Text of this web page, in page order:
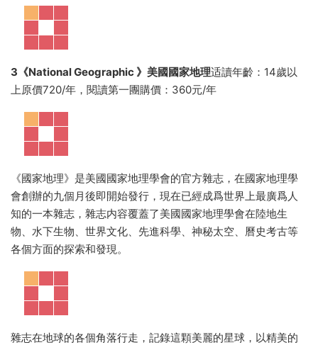
3 《National Geographic 》 美國國家地理适讀年齡：14歲以
上原價720/年，閱讀第一團購價：360元/年
《國家地理》是美國國家地理學會的官方雜志，在國家地理學
會創辦的九個月後即開始發行，現在已經成爲世界上最廣爲人
知的一本雜志，雜志内容覆蓋了美國國家地理學會在陸地生
物、水下生物、世界文化、先進科學、神秘太空、曆史考古等
各個方面的探索和發現。
雜志在地球的各個角落行走，記錄這顆美麗的星球，以精美的